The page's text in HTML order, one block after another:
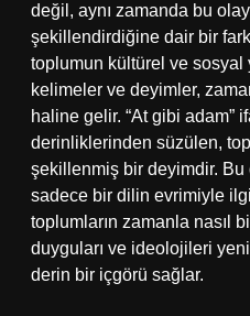
değil, aynı zamanda bu
şekillendirdiğine dair bir
toplumun kültürel ve sosyal
kelimeler ve deyimler,
haline gelir. “At gibi adam”
derinliklerinden süzülen,
şekillenmiş bir deyimdir.
sadece bir dilin evrimiyle
toplumların zamanla nasıl
duyguları ve ideolojileri
derin bir içgörü sağlar.